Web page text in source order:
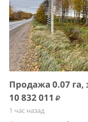
Продажа 0.07
10 832 011
1 час назад